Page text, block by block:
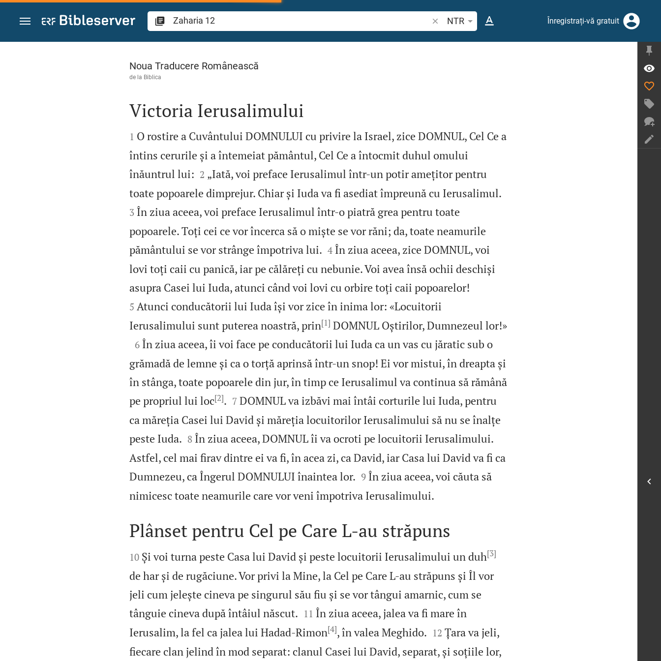
Sari la conținut
Căutați un verset biblic sau un cuvânt
NTR Înregistrați-vă gratuit
Zaharia 12
Noua Traducere Românească
de la Biblica

Victoria Ierusalimului

1 O rostire a Cuvântului DOMNULUI cu privire la Israel, zice DOMNUL, Cel Ce a
întins cerurile și a întemeiat pământul, Cel Ce a întocmit duhul omului
înăuntrul lui:
2 „Iată, voi preface Ierusalimul într‑un potir amețitor pentru
toate popoarele dimprejur. Chiar și Iuda va fi asediat împreună cu Ierusalimul.
3 În ziua aceea, voi preface Ierusalimul într‑o piatră grea pentru toate
popoarele. Toți cei ce vor încerca să o miște se vor răni; da, toate neamurile
pământului se vor strânge împotriva lui.
4 În ziua aceea, zice DOMNUL, voi
lovi toți caii cu panică, iar pe călăreți cu nebunie. Voi avea însă ochii deschiși
asupra Casei lui Iuda, atunci când voi lovi cu orbire toți caii popoarelor!
5 Atunci conducătorii lui Iuda își vor zice în inima lor: «Locuitorii
Ierusalimului sunt puterea noastră, prin[1] DOMNUL Oștirilor, Dumnezeul lor!»

6 În ziua aceea, îi voi face pe conducătorii lui Iuda ca un vas cu jăratic sub o
grămadă de lemne și ca o torță aprinsă într‑un snop! Ei vor mistui, în dreapta și
în stânga, toate popoarele din jur, în timp ce Ierusalimul va continua să rămână
pe propriul lui loc[2].
7 DOMNUL va izbăvi mai întâi corturile lui Iuda, pentru
ca măreția Casei lui David și măreția locuitorilor Ierusalimului să nu se înalțe
peste Iuda.
8 În ziua aceea, DOMNUL îi va ocroti pe locuitorii Ierusalimului.
Astfel, cel mai firav dintre ei va fi, în acea zi, ca David, iar Casa lui David va fi ca
Dumnezeu, ca Îngerul DOMNULUI înaintea lor.
9 În ziua aceea, voi căuta să
nimicesc toate neamurile care vor veni împotriva Ierusalimului.

Plânset pentru Cel pe Care L‑au străpuns

10 Și voi turna peste Casa lui David și peste locuitorii Ierusalimului un duh[3]
de har și de rugăciune. Vor privi la Mine, la Cel pe Care L‑au străpuns și Îl vor
jeli cum jelește cineva pe singurul său fiu și se vor tângui amarnic, cum se
tânguie cineva după întâiul născut.
11 În ziua aceea, jalea va fi mare în
Ierusalim, la fel ca jalea lui Hadad-Rimon[4], în valea Meghido.
12 Țara va jeli,
fiecare clan jelind în mod separat: clanul Casei lui David, separat, și soțiile lor,